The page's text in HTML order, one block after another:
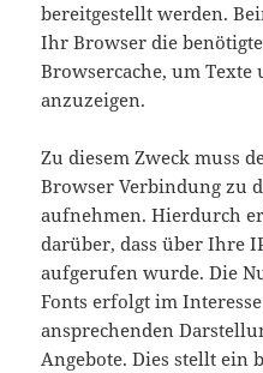
bereitgestellt werden.
Ihr Browser die
Browsercache, um
anzuzeigen.
Zu diesem Zweck muss
Browser Verbindung zu
aufnehmen. Hierdurch
darüber, dass über Ihre
aufgerufen wurde. Die
Fonts erfolgt im
ansprechenden
Angebote. Dies stellt ein